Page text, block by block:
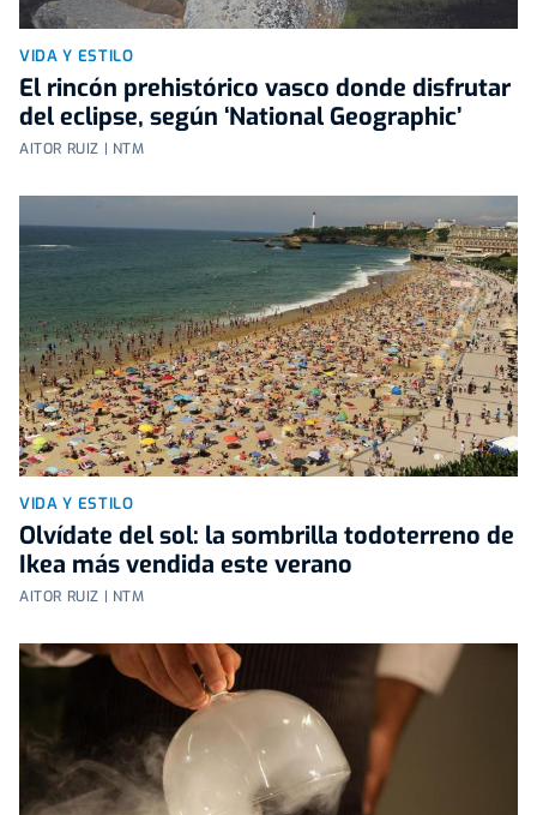
VIDA Y ESTILO
El rincón prehistórico vasco donde disfrutar
del eclipse, según ‘National Geographic’
AITOR RUIZ | NTM
VIDA Y ESTILO
Olvídate del sol: la sombrilla todoterreno de
Ikea más vendida este verano
AITOR RUIZ | NTM